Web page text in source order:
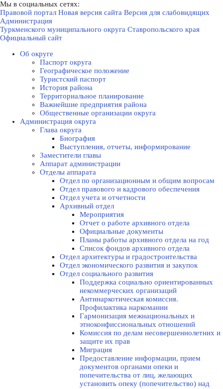
Мы в социальных сетях:
Правовой портал Новая версия сайта Версия для слабовидящих
Администрация
Туркменского муниципального округа Ставропольского края
Официальный сайт
Об округе
Паспорт округа
Географическое положение
Туристский паспорт
История района
Территориальное планирование
Важнейшие предприятия района
Общественные организации округа
Администрация округа
Глава округа
Биография
Выступления, отчеты, информирование
Заместители главы
Аппарат администрации
Отделы аппарата
Отдел по организационным и общим вопросам
Отдел правового и кадрового обеспечения
Отдел учета и отчетности
Архивный отдел
Мероприятия
Отчет о работе архивного отдела
Официальные документы
Планы работы архивного отдела на год
Список фондов архивного отдела
Отдел архитектуры и градостроительства
Отдел экономического развития и закупок
Отдел социального развития
Поддержка социально ориентированных
некоммерческих организаций
Антинаркотическая комиссия.
Профилактика наркомании
Гармонизация межнациональных и
этноконфиссиональных отношений
Комиссия по делам несовершеннолетних и
защите их прав
Миграция
Предоставление информации, прием
документов органами опеки и
попечительства от лиц, желающих
установить опеку (попечительство) над